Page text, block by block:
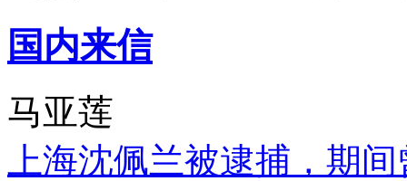
国内来信
马亚莲
上海沈佩兰被逮捕，期